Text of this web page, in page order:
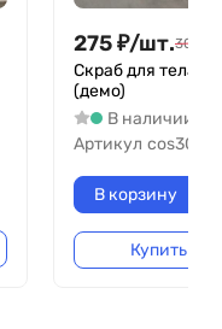
275₽/шт.300
Скраб для тела
(демо)
В наличии
Артикул
В корзину
Купить в